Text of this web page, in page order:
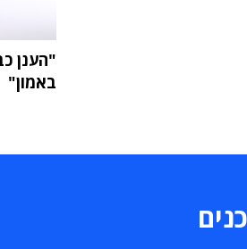
"הענן
באמון"